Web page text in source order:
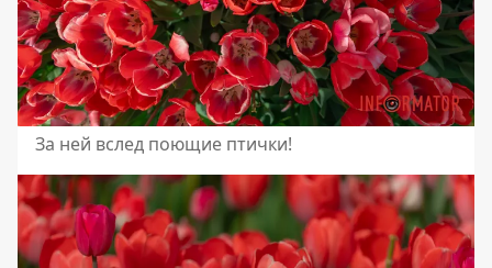
За ней вслед поющие птички!